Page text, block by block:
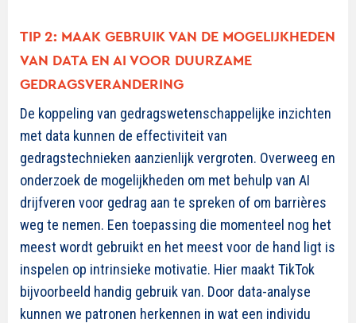
TIP 2: MAAK GEBRUIK VAN DE MOGELIJKHEDEN
VAN DATA EN AI VOOR DUURZAME
GEDRAGSVERANDERING
De koppeling van gedragswetenschappelijke inzichten
met data kunnen de effectiviteit van
gedragstechnieken aanzienlijk vergroten. Overweeg en
onderzoek de mogelijkheden om met behulp van AI
drijfveren voor gedrag aan te spreken of om barrières
weg te nemen. Een toepassing die momenteel nog het
meest wordt gebruikt en het meest voor de hand ligt is
inspelen op intrinsieke motivatie. Hier maakt TikTok
bijvoorbeeld handig gebruik van. Door data-analyse
kunnen we patronen herkennen in wat een individu